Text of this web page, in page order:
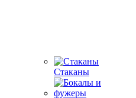
Стаканы